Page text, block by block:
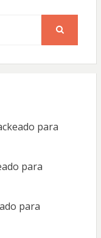
para
para
para